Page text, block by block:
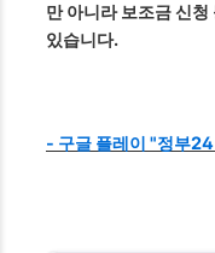
만 아니라 보조금 신
있습니다.
- 구글 플레이 "정부